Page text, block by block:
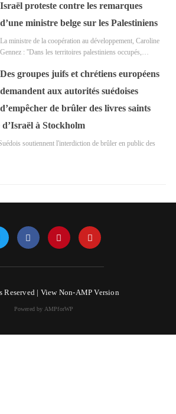
Israël proteste contre les remarques
d’une ministre belge sur les Palestiniens
La ministre de la coopération au développement, Caroline
Gennez : ''Dans les territoires palestiniens occupés,…
Des groupes juifs et chrétiens européens
demandent aux autorités suédoises
d’empêcher de brûler des livres saints
d’Israël à Stockholm
soutiennent l'interdiction de brûler en public des
| View Non-AMP Version
Powered by AMPforWP